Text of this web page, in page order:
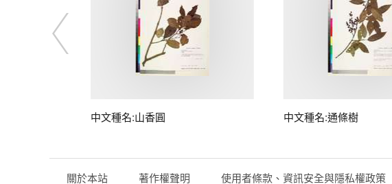
中文種名:山香圓 中文種名:通條樹
關於本站 著作權聲明 使用者條款、資訊安全與隱私權政策